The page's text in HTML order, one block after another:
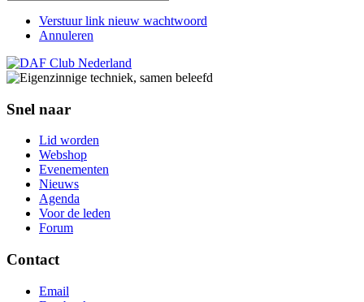
Verstuur link nieuw wachtwoord
Annuleren
Snel naar
Lid worden
Webshop
Evenementen
Nieuws
Agenda
Voor de leden
Forum
Contact
Email